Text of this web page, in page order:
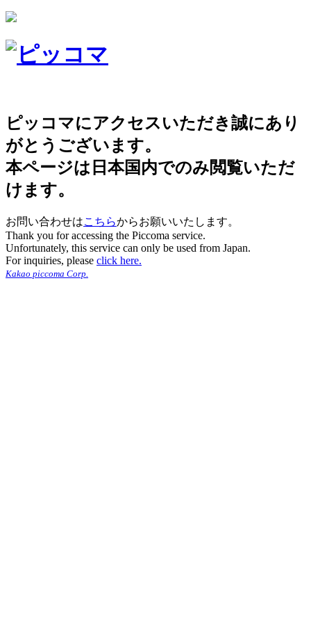
ピッコマにアクセスいただき誠にあり
がとうございます。
本ページは日本国内でのみ閲覧いただ
けます。
お問い合わせはこちらからお願いいたします。
Thank you for accessing the Piccoma service.
Unfortunately, this service can only be used from Japan.
For inquiries, please click here.
Kakao piccoma Corp.